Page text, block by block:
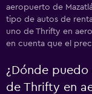
aeropuerto de
tipo de autos de
uno de Thrifty en
en cuenta que el
¿Dónde
de Thrifty en